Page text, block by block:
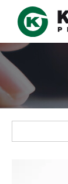
Pasar
contenido
principal